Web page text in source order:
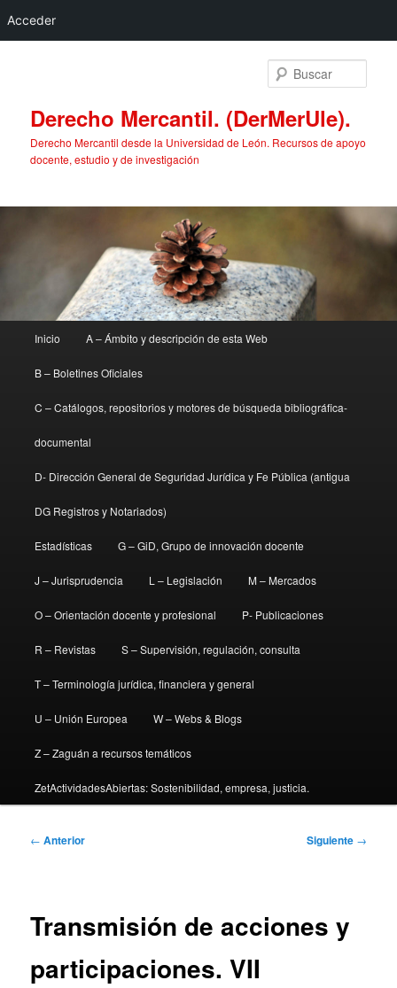
Acceder
Derecho Mercantil. (DerMerUle).
Derecho Mercantil desde la Universidad de León. Recursos de apoyo
docente, estudio y de investigación
principal
Inicio A – Ámbito y descripción de esta Web
B – Boletines Oficiales
C – Catálogos, repositorios y motores de búsqueda bibliográfica-
documental
D- Dirección General de Seguridad Jurídica y Fe Pública (antigua
DG Registros y Notariados)
Estadísticas G – GiD, Grupo de innovación docente
J – Jurisprudencia L – Legislación M – Mercados
O – Orientación docente y profesional P- Publicaciones
R – Revistas S – Supervisión, regulación, consulta
T – Terminología jurídica, financiera y general
U – Unión Europea W – Webs & Blogs
Z – Zaguán a recursos temáticos
ZetActividadesAbiertas: Sostenibilidad, empresa, justicia.
Navegación
← Anterior Siguiente →
Transmisión de acciones y
participaciones. VII